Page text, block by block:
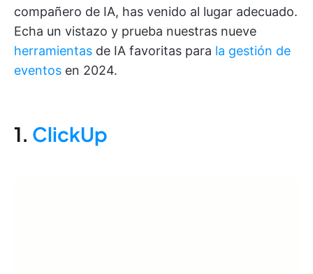
compañero de IA, has venido al lugar adecuado.
Echa un vistazo y prueba nuestras nueve
herramientas de IA favoritas para la gestión de
eventos en 2024.
1. ClickUp